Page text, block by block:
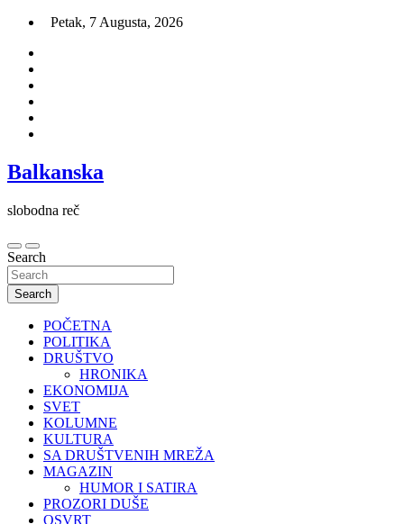
Skip
content
Petak, 7 Augusta, 2026
Balkanska
slobodna reč
Search
Search
POČETNA
POLITIKA
DRUŠTVO
HRONIKA
EKONOMIJA
SVET
KOLUMNE
KULTURA
SA DRUŠTVENIH MREŽA
MAGAZIN
HUMOR I SATIRA
PROZORI DUŠE
OSVRT